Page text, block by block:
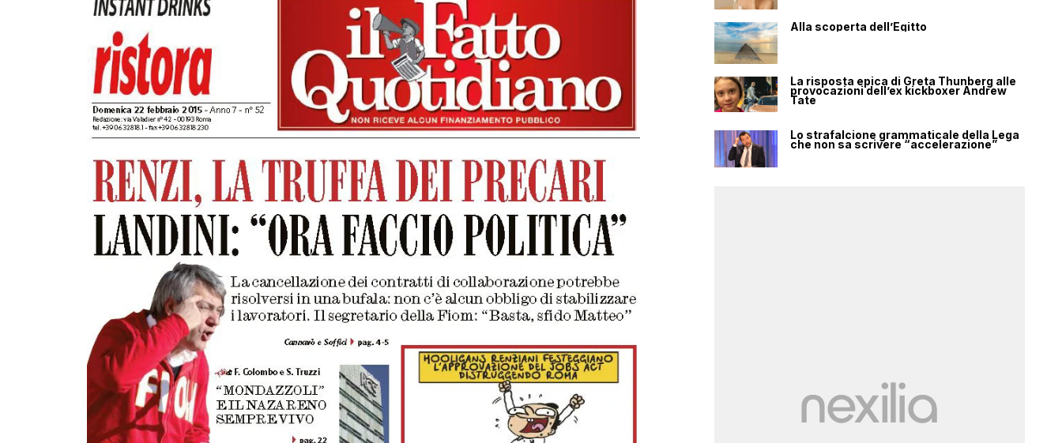
Alla scoperta dell’Egitto
La risposta epica di Greta Thunberg alle
provocazioni dell’ex kickboxer Andrew
Tate
Lo strafalcione grammaticale della Lega
che non sa scrivere “accelerazione”